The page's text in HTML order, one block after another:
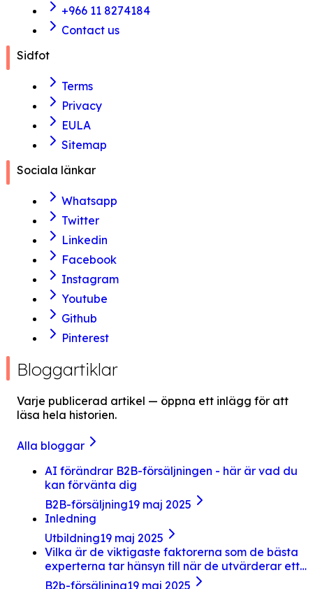
+966 11 8274184
Contact us
Sidfot
Terms
Privacy
EULA
Sitemap
Sociala länkar
Whatsapp
Twitter
Linkedin
Facebook
Instagram
Youtube
Github
Pinterest
Bloggartiklar
Varje publicerad artikel — öppna ett inlägg för att
läsa hela historien.
Alla bloggar
AI förändrar B2B-försäljningen - här är vad du
kan förvänta dig
B2B-försäljning19 maj 2025
Inledning
Utbildning19 maj 2025
Vilka är de viktigaste faktorerna som de bästa
experterna tar hänsyn till när de utvärderar ett
jobberbjudande?
B2b-försäljning19 maj 2025